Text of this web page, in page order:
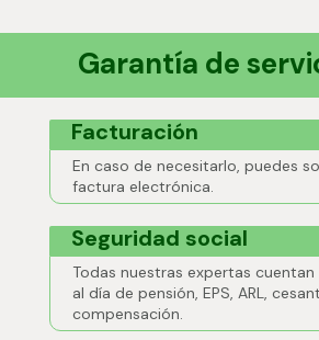
Garantía de
Facturación
En caso de necesitarlo, puedes
factura electrónica.
Seguridad social
Todas nuestras expertas
al día de pensión, EPS, ARL,
compensación.